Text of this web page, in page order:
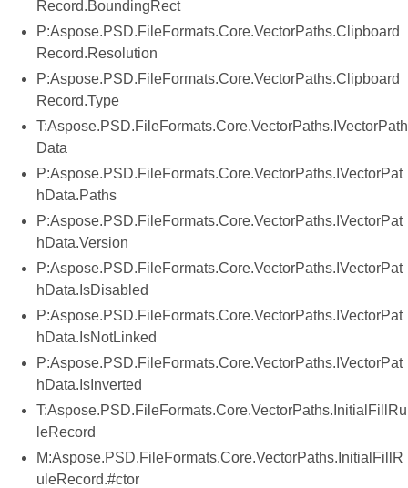
Record.BoundingRect
P:Aspose.PSD.FileFormats.Core.VectorPaths.Clipboard
Record.Resolution
P:Aspose.PSD.FileFormats.Core.VectorPaths.Clipboard
Record.Type
T:Aspose.PSD.FileFormats.Core.VectorPaths.IVectorPath
Data
P:Aspose.PSD.FileFormats.Core.VectorPaths.IVectorPat
hData.Paths
P:Aspose.PSD.FileFormats.Core.VectorPaths.IVectorPat
hData.Version
P:Aspose.PSD.FileFormats.Core.VectorPaths.IVectorPat
hData.IsDisabled
P:Aspose.PSD.FileFormats.Core.VectorPaths.IVectorPat
hData.IsNotLinked
P:Aspose.PSD.FileFormats.Core.VectorPaths.IVectorPat
hData.IsInverted
T:Aspose.PSD.FileFormats.Core.VectorPaths.InitialFillRu
leRecord
M:Aspose.PSD.FileFormats.Core.VectorPaths.InitialFillR
uleRecord.#ctor